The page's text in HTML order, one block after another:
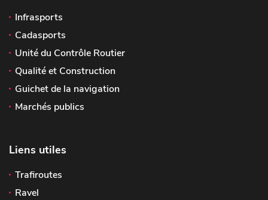
Infrasports
Cadasports
Unité du Contrôle Routier
Qualité et Construction
Guichet de la navigation
Marchés publics
Liens utiles
Trafiroutes
Ravel